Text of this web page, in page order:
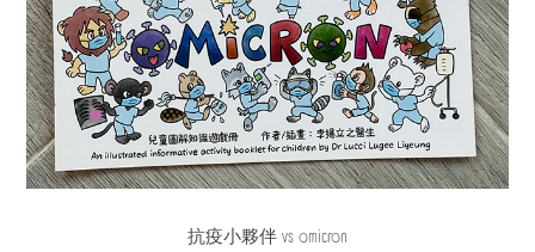
抗疫小夥伴 vs omicron